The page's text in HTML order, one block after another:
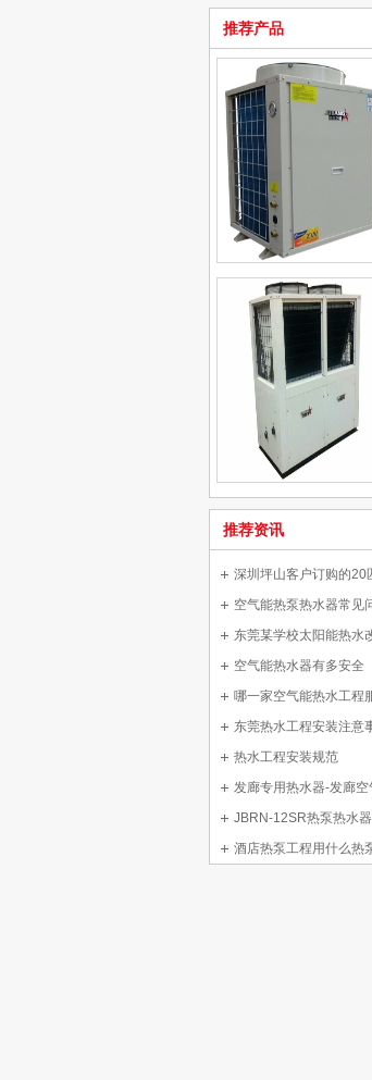
推荐产品
推荐资讯
深圳坪山客户订购的20
空气能热泵热水器常见
东莞某学校太阳能热水
空气能热水器有多安全
哪一家空气能热水工程
东莞热水工程安装注意
热水工程安装规范
发廊专用热水器-发廊空
JBRN-12SR热泵热水
酒店热泵工程用什么热